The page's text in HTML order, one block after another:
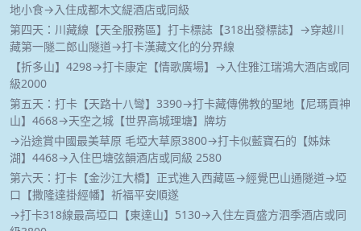
地小食→入住成都木文緹酒店或同級
第四天：川藏線【天全服務區】打卡標誌【318出發標誌】→穿越川
藏第一隧二郎山隧道→打卡漢藏文化的分界線
【折多山】4298→打卡康定【情歌廣場】→入住雅江瑞鴻大酒店或同
級2000
第五天：打卡【天路十八彎】3390→打卡藏傳佛教的聖地【尼瑪貢神
山】4668→天空之城【世界高城理塘】牌坊
→沿途賞中國最美草原 毛埡大草原3800→打卡似藍寶石的【姊妹
湖】4468→入住巴塘弦韻酒店或同級 2580
第六天：打卡【金沙江大橋】正式進入西藏區→經覺巴山通隧道→埡
口【撒隆達掛經幡】祈福平安順遂
→打卡318線最高埡口【東達山】5130→入住左貢盛方泗季酒店或同